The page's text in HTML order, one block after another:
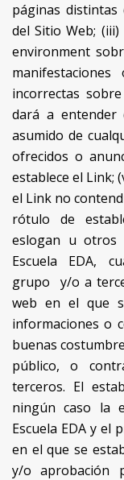
páginas distintas
del Sitio Web;
environment
incorrectas
dará a entender
asumido de
ofrecidos o
establece el Link;
el Link no
rótulo de
eslogan u otros
Escuela EDA,
grupo y/o a
web en el que
informaciones o
buenas
público, o
terceros. El
ningún caso la
Escuela EDA y
en el que se
y/o aprobación